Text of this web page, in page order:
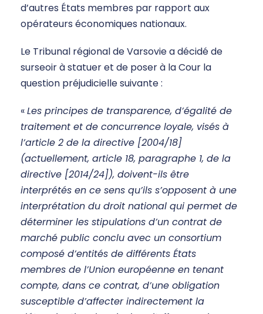
d’autres États membres par rapport aux
opérateurs économiques nationaux.
Le Tribunal régional de Varsovie a décidé de
surseoir à statuer et de poser à la Cour la
question préjudicielle suivante :
«Les principes de transparence, d’égalité de
traitement et de concurrence loyale, visés à
l’article 2 de la directive [2004/18]
(actuellement, article 18, paragraphe 1, de la
directive [2014/24]), doivent-ils être
interprétés en ce sens qu’ils s’opposent à une
interprétation du droit national qui permet de
déterminer les stipulations d’un contrat de
marché public conclu avec un consortium
composé d’entités de différents États
membres de l’Union européenne en tenant
compte, dans ce contrat, d’une obligation
susceptible d’affecter indirectement la